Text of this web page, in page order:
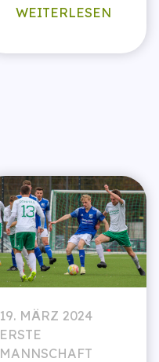
WEITERLESEN
19. MÄRZ 2024
ERSTE
MANNSCHAFT